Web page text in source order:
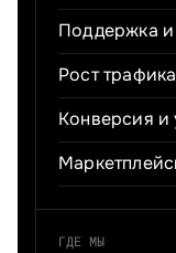
Поддержка
Рост трафика
Конверсия
ГДЕ МЫ